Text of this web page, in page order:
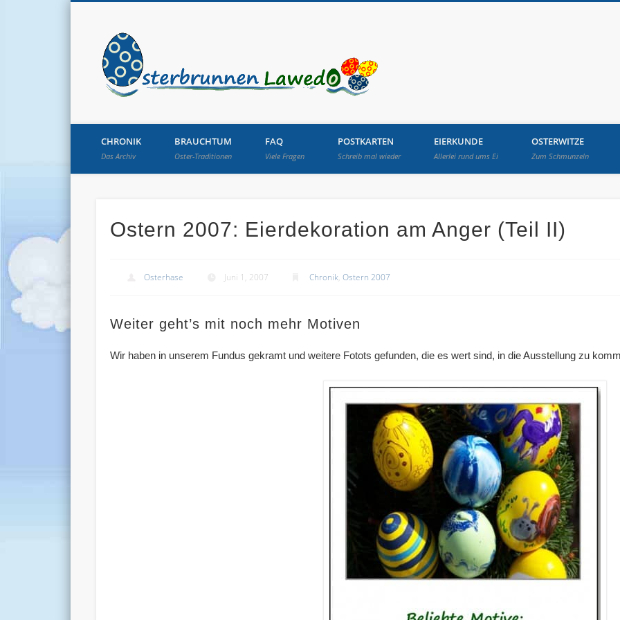
CHRONIK
Das Archiv
BRAUCHTUM
Oster-Traditionen
FAQ
Viele Fragen
POSTKARTEN
Schreib mal wieder
EIERKUNDE
Allerlei rund ums Ei
OSTERWITZE
Zum Schmunzeln
Ostern 2007: Eierdekoration am Anger (Teil II)
Osterhase Juni 1, 2007 Chronik, Ostern 2007
Weiter geht’s mit noch mehr Motiven
Wir haben in unserem Fundus gekramt und weitere Fotots gefunden, die es wert sind, in die Ausstellung zu